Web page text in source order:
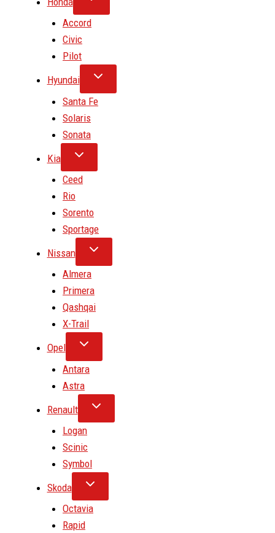
Accord
Civic
Pilot
Hyundai
Santa Fe
Solaris
Sonata
Kia
Ceed
Rio
Sorento
Sportage
Nissan
Almera
Primera
Qashqai
X-Trail
Opel
Antara
Astra
Renault
Logan
Scinic
Symbol
Skoda
Octavia
Rapid